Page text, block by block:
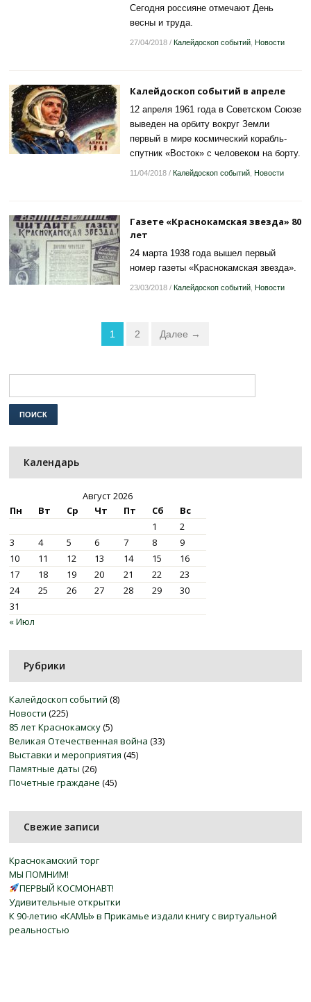
Сегодня россияне отмечают День
весны и труда.
27/04/2018/ Калейдоскоп событий, Новости
Калейдоскоп событий в апреле
12 апреля 1961 года в Советском Союзе
выведен на орбиту вокруг Земли
первый в мире космический корабль-
спутник «Восток» с человеком на борту.
11/04/2018/ Калейдоскоп событий, Новости
Газете «Краснокамская звезда» 80
лет
24 марта 1938 года вышел первый
номер газеты «Краснокамская звезда».
23/03/2018/ Калейдоскоп событий, Новости
1 2 Далее →
Календарь
Август 2026
Пн
Вт Ср Чт Пт Сб
Вс
1
2
3
4 5 6 7 8
9
10
11 12 13 14 15
16
17
18 19 20 21 22
23
24
25 26 27 28 29
30
31
« Июл
Рубрики
Калейдоскоп событий (8)
Новости (225)
85 лет Краснокамску(5)
Великая Отечественная война (33)
Выставки и мероприятия (45)
Памятные даты (26)
Почетные граждане (45)
Свежие записи
Краснокамский торг
МЫ ПОМНИМ!
ПЕРВЫЙ КОСМОНАВТ!
Удивительные открытки
К 90-летию «КАМЫ» в Прикамье издали книгу с виртуальной
реальностью